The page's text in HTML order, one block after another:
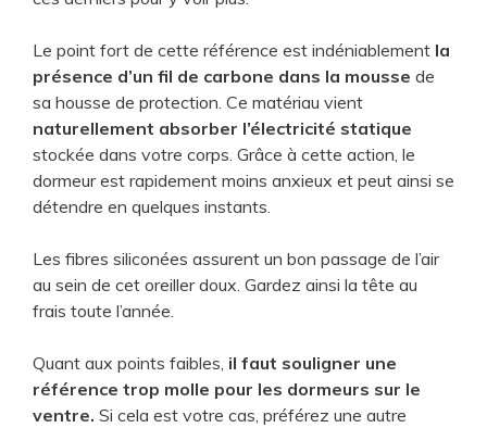
Le point fort de cette référence est indéniablement la
présence d’un fil de carbone dans la mousse de
sa housse de protection. Ce matériau vient
naturellement absorber l’électricité statique
stockée dans votre corps. Grâce à cette action, le
dormeur est rapidement moins anxieux et peut ainsi se
détendre en quelques instants.
Les fibres siliconées assurent un bon passage de l’air
au sein de cet oreiller doux. Gardez ainsi la tête au
frais toute l’année.
Quant aux points faibles, il faut souligner une
référence trop molle pour les dormeurs sur le
ventre. Si cela est votre cas, préférez une autre